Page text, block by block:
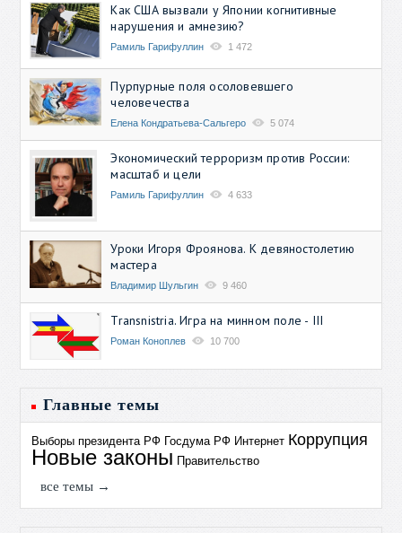
Как США вызвали у Японии когнитивные
нарушения и амнезию?
Рамиль Гарифуллин 1 472
Пурпурные поля осоловевшего
человечества
Елена Кондратьева-Сальгеро 5 074
Экономический терроризм против России:
масштаб и цели
Рамиль Гарифуллин 4 633
Уроки Игоря Фроянова. К девяностолетию
мастера
Владимир Шульгин 9 460
Transnistria. Игра на минном поле - III
Роман Коноплев 10 700
Главные темы
Выборы президента РФ Госдума РФ Интернет Коррупция
Новые законы Правительство
все темы →